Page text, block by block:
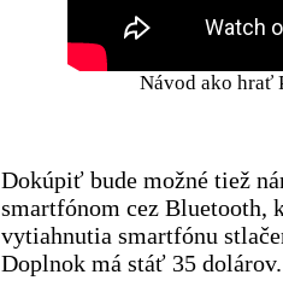
Návod ako hrať
Dokúpiť bude možné tiež
smartfónom cez Bluetooth,
vytiahnutia smartfónu
Doplnok má stáť 35 dolárov.